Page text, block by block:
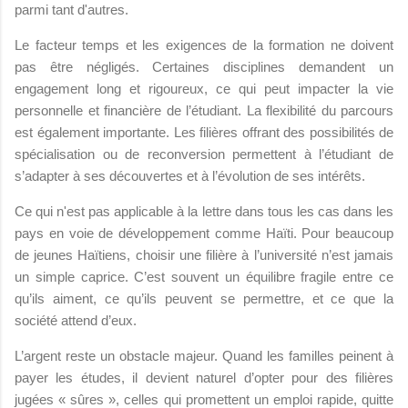
parmi tant d'autres.
Le facteur temps et les exigences de la formation ne doivent
pas être négligés. Certaines disciplines demandent un
engagement long et rigoureux, ce qui peut impacter la vie
personnelle et financière de l’étudiant. La flexibilité du parcours
est également importante. Les filières offrant des possibilités de
spécialisation ou de reconversion permettent à l’étudiant de
s’adapter à ses découvertes et à l’évolution de ses intérêts.
Ce qui n'est pas applicable à la lettre dans tous les cas dans les
pays en voie de développement comme Haïti. Pour beaucoup
de jeunes Haïtiens, choisir une filière à l’université n’est jamais
un simple caprice. C’est souvent un équilibre fragile entre ce
qu’ils aiment, ce qu’ils peuvent se permettre, et ce que la
société attend d’eux.
L’argent reste un obstacle majeur. Quand les familles peinent à
payer les études, il devient naturel d’opter pour des filières
jugées « sûres », celles qui promettent un emploi rapide, quitte